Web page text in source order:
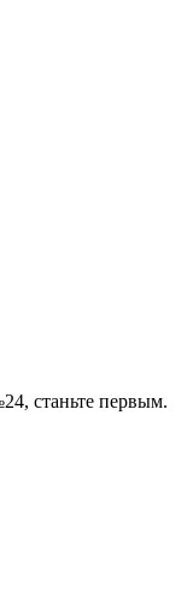
станьте первым.